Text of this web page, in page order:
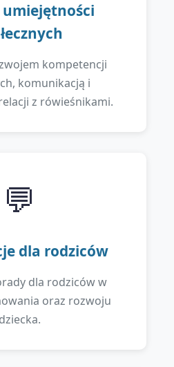
kompetencji
komunikacją i
z rówieśnikami.
💬
dla rodziców
dla rodziców w
oraz rozwoju
dziecka.